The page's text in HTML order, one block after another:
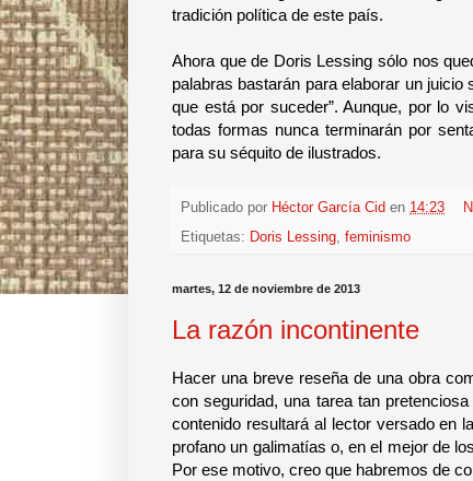
tradición política de este país.
Ahora que de Doris Lessing sólo nos
palabras bastarán para elaborar un
que está por suceder”. Aunque, por lo
todas formas nunca terminarán por
para su séquito de ilustrados.
Publicado por Héctor García Cid en 14:23
Etiquetas: Doris Lessing, feminismo
martes, 12 de noviembre de 2013
La razón incontinente
Hacer una breve reseña de una obra
con seguridad, una tarea tan
contenido resultará al lector versado en
profano un galimatías o, en el mejor de
Por ese motivo, creo que habremos de